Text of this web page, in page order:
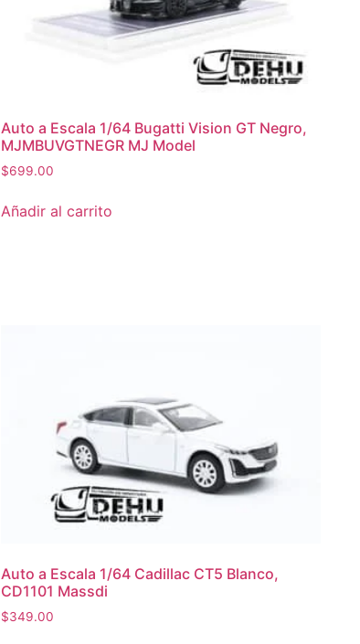
Auto a Escala 1/64 Bugatti Vision GT Negro,
MJMBUVGTNEGR MJ Model
$699.00
Añadir al carrito
Auto a Escala 1/64 Cadillac CT5 Blanco,
CD1101 Massdi
$349.00